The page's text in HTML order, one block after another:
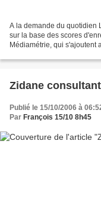
A la demande du quotidien
sur la base des scores
Médiamétrie, qui s'ajoutent
Zidane
Publié le 15/10/2006 à
Par François 15/10 8h45